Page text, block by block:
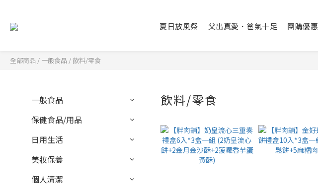
夏日放風祭 父出真愛．爸氣十足 團購優惠
全部商品 / 一般食品 /飲料/零食
一般食品
保健食品/用品
日用生活
美妝保養
個人清潔
飲料/零食